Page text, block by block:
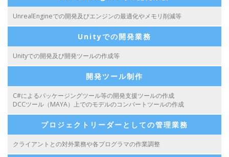
UnrealEngineでの開発及びエンジンの最適化やメモリ削減等
Unityでの開発業務
Unityでの開発及び開発ツールの作成等
開発ツール制作
C#によるパッケージングツール等の開発支援ツールの作成
DCCツール（MAYA）上でのモデルのコンバートツールの作成
プロジェクトリーダーとしての管理業務
クライアントとの対外業務や各プログラマの作業調整